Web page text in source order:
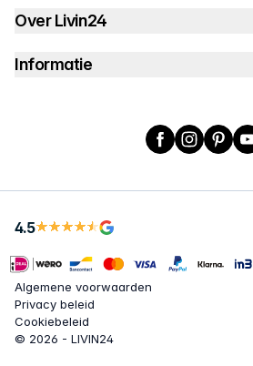
Over Livin24
Informatie
Facebook
Instagram
4.5
Algemene voorwaarden
Privacy beleid
Cookiebeleid
© 2026 - LIVIN24